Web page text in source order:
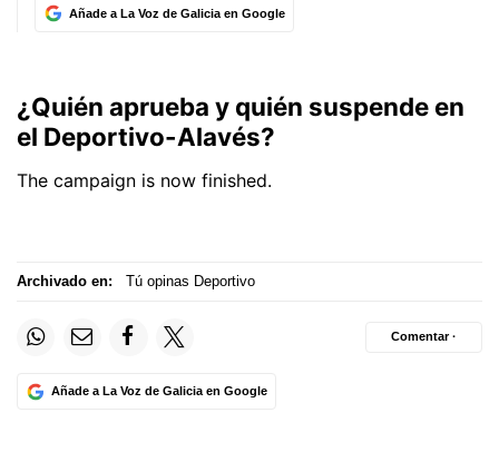
Añade a La Voz de Galicia en Google
Archivado en: Tú opinas Deportivo
Añade a La Voz de Galicia en Google
Comentar ·